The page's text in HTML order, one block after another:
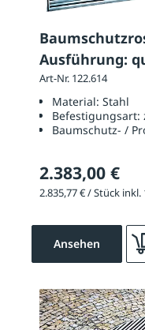
Ausführung:
Art-Nr. 122.614
Material: Stahl
Befestigungsart:
Baumschutz- /
2.383,00 €
Ansehen